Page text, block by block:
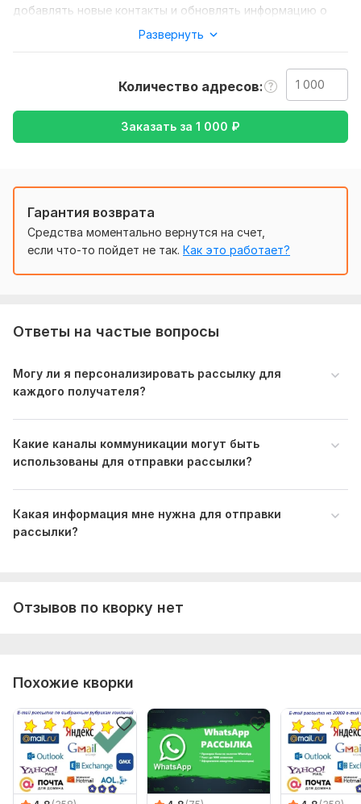
добавлять новые контакты и обновлять информацию о
предоставить текст, изображения, ссылки или другие
элементы, которые будут включены в рассылку.
указать требования к дизайну
4. Цели и ожидания: Покупатель должен ясно указать свои
цели и ожидания от рассылки
Объем услуги в кворке: 1 000 адресов
Развернуть
Количество адресов
Заказать за 1 000 ₽
Гарантия возврата
Средства моментально вернутся на счет,
если что-то пойдет не так. Как это работает?
Ответы на частые вопросы
Могу ли я персонализировать рассылку для
каждого получателя?
Какие каналы коммуникации могут быть
использованы для отправки рассылки?
Какая информация мне нужна для отправки
рассылки?
Отзывов по кворку нет
Похожие кворки